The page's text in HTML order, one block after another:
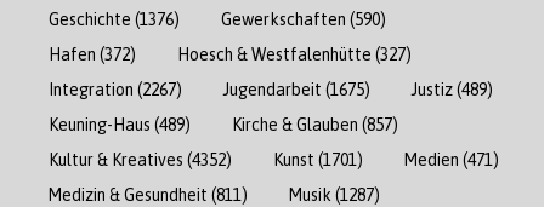
Geschichte (1376) Gewerkschaften (590)
Hafen (372) Hoesch & Westfalenhütte (327)
Integration (2267) Jugendarbeit (1675) Justiz(489)
Keuning-Haus (489) Kirche & Glauben (857)
Kultur & Kreatives (4352) Kunst (1701) Medien (471)
Medizin & Gesundheit (811) Musik (1287)